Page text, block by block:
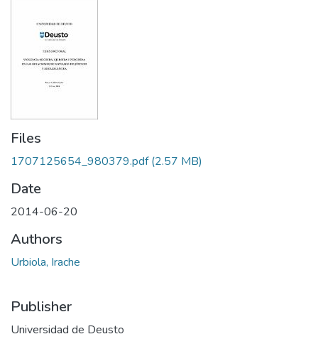
Statistics
Files
1707125654_980379.pdf(2.57 MB)
Date
2014-06-20
Authors
Urbiola, Irache
Publisher
Universidad de Deusto